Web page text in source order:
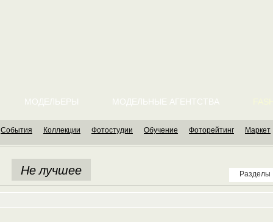
МОДЕЛЬЕРЫ МОДЕЛЬНЫЕ АГЕНТСТВА
События Коллекции Фотостудии Обучение Фоторейтинг Маркет
Разделы
Не лучшее